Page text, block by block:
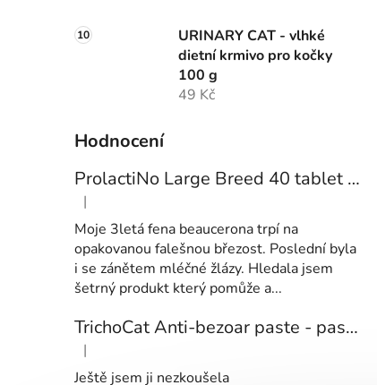
URINARY CAT - vlhké
dietní krmivo pro kočky
100 g
49 Kč
Hodnocení
ProlactiNo Large Breed 40 tablet - přípravek pro feny velkých plemen s příznaky falešné březosti
Hodnocení produktu je 5 z 5 hvězdiček.
|
Moje 3letá fena beaucerona trpí na
opakovanou falešnou březost. Poslední byla
i se zánětem mléčné žlázy. Hledala jsem
šetrný produkt který pomůže a...
TrichoCat Anti-bezoar paste - pasta pro kočky na omezení tvorby chlupových smotků
Hodnocení produktu je 1 z 5 hvězdiček.
|
Ještě jsem ji nezkoušela